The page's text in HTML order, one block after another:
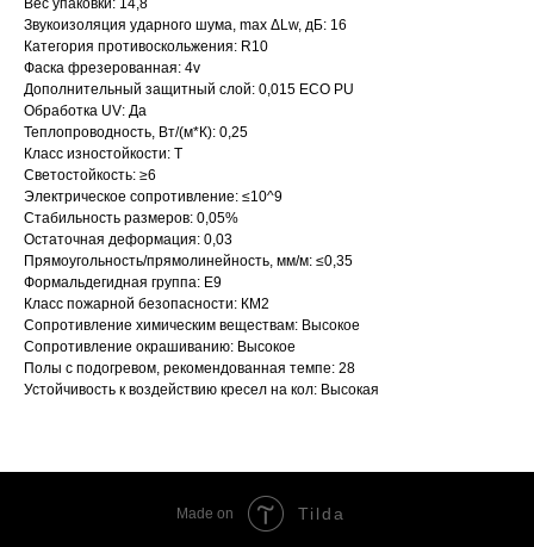
Вес упаковки: 14,8
Звукоизоляция ударного шума, max ΔLw, дБ: 16
Категория противоскольжения: R10
Фаска фрезерованная: 4v
Дополнительный защитный слой: 0,015 ECO PU
Обработка UV: Да
Теплопроводность, Вт/(м*К): 0,25
Класс изностойкости: Т
Светостойкость: ≥6
Электрическое сопротивление: ≤10^9
Стабильность размеров: 0,05%
Остаточная деформация: 0,03
Прямоугольность/прямолинейность, мм/м: ≤0,35
Формальдегидная группа: Е9
Класс пожарной безопасности: КМ2
Сопротивление химическим веществам: Высокое
Сопротивление окрашиванию: Высокое
Полы с подогревом, рекомендованная темпе: 28
Устойчивость к воздействию кресел на кол: Высокая
Made on Tilda